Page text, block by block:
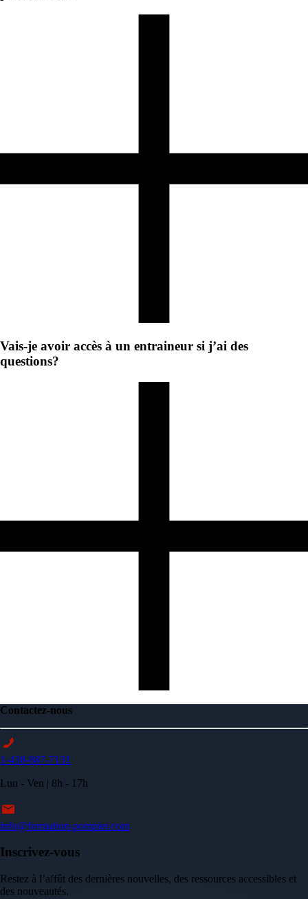
Vais-je avoir accès à un entraineur si j’ai des
questions?
Contactez-nous
1-438-887-7131
Lun - Ven | 8h - 17h
info@formation-pompier.com
Inscrivez-vous
Restez à l’affût des dernières nouvelles, des ressources accessibles et
des nouveautés.